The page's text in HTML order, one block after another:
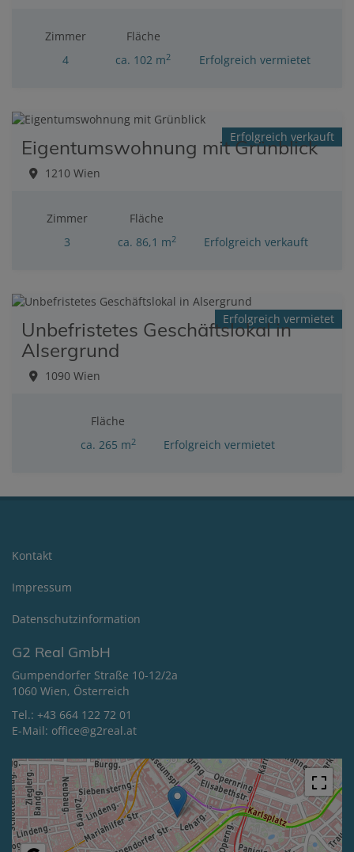
Zimmer
4
Fläche
ca. 102 m2 Erfolgreich vermietet
Erfolgreich verkauft
Eigentumswohnung mit Grünblick
1210 Wien
Zimmer
3
Fläche
ca. 86,1 m2 Erfolgreich verkauft
Erfolgreich vermietet
Unbefristetes Geschäftslokal in
Alsergrund
1090 Wien
Fläche
ca. 265 m2 Erfolgreich vermietet
Kontakt
Impressum
Datenschutzinformation
G2 Real GmbH
Gumpendorfer Straße 10-12/2a
1060 Wien, Österreich
Tel.: +43 664 122 72 01
E-Mail: office@g2real.at